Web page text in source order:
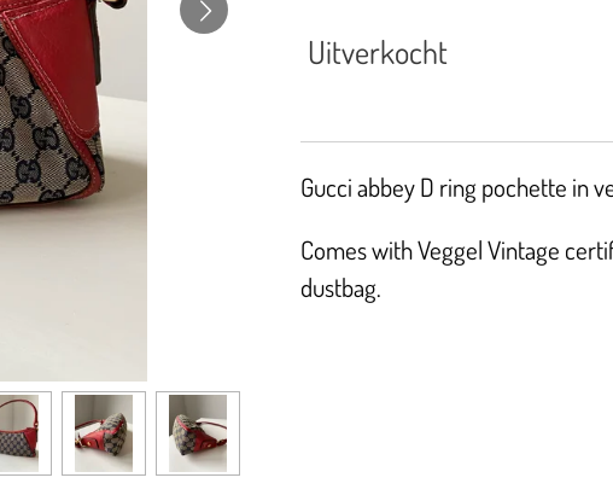
Uitverkocht
Gucci abbey D ring pochette in
Comes with Veggel Vintage
dustbag.